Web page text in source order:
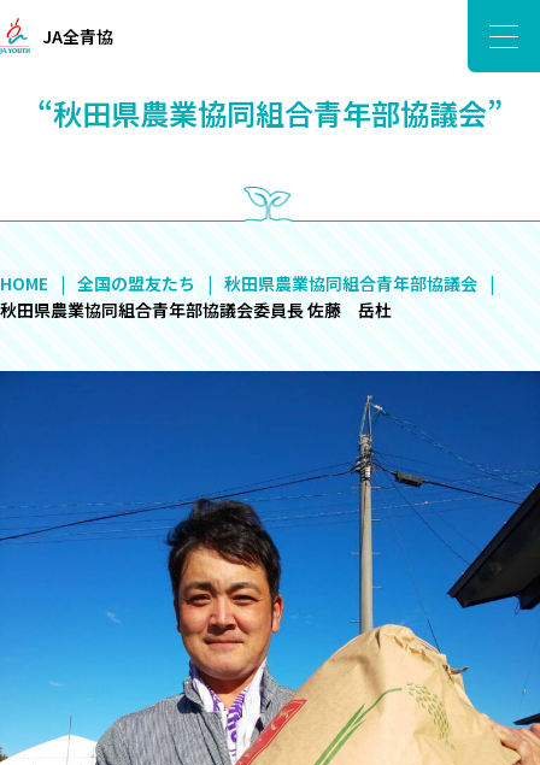
JA全青協
“秋田県農業協同組合青年部協議会”
HOME 全国の盟友たち
秋田県農業協同組合青年部協議会
秋田県農業協同組合青年部協議会委員長 佐藤 岳杜